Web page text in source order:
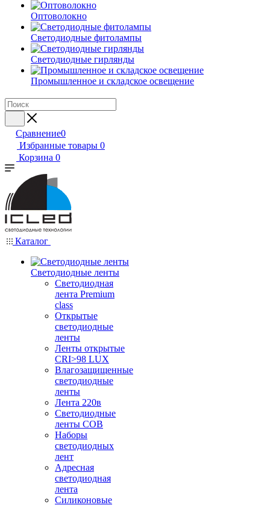
Оптоволокно
Светодиодные фитолампы
Светодиодные гирлянды
Промышленное и складское освещение
Сравнение0
Избранные товары 0
Корзина 0
Каталог
Светодиодные ленты
Светодиодная
лента Premium
class
Открытые
светодиодные
ленты
Ленты открытые
CRI>98 LUX
Влагозащищенные
светодиодные
ленты
Лента 220в
Светодиодные
ленты COB
Наборы
светодиодных
лент
Адресная
светодиодная
лента
Силиконовые